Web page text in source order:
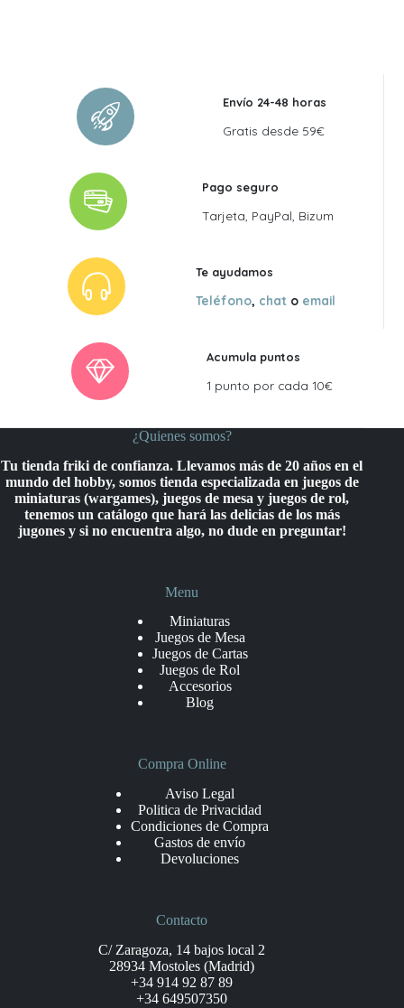
Envío 24-48 horas
Gratis desde 59€
Pago seguro
Tarjeta, PayPal, Bizum
Te ayudamos
Teléfono, chat o email
Acumula puntos
1 punto por cada 10€
¿Quienes somos?
Tu tienda friki de confianza. Llevamos más de 20 años en el
mundo del hobby, somos tienda especializada en juegos de
miniaturas (wargames), juegos de mesa y juegos de rol,
tenemos un catálogo que hará las delicias de los más
jugones y si no encuentra algo, no dude en preguntar!
Menu
Miniaturas
Juegos de Mesa
Juegos de Cartas
Juegos de Rol
Accesorios
Blog
Compra Online
Aviso Legal
Politica de Privacidad
Condiciones de Compra
Gastos de envío
Devoluciones
Contacto
C/ Zaragoza, 14 bajos local 2
28934 Mostoles (Madrid)
+34 914 92 87 89
+34 649507350